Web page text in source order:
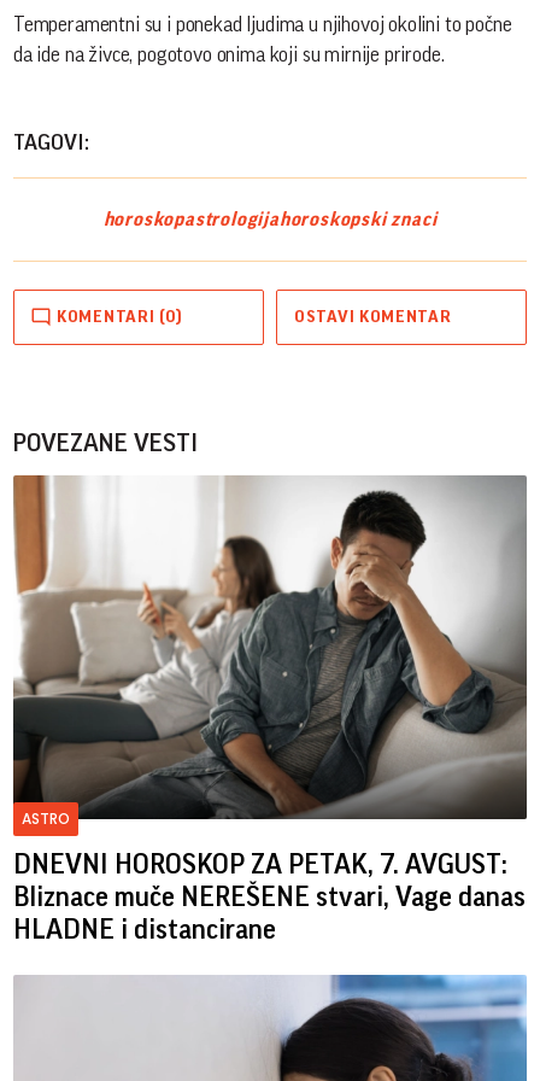
Temperamentni su i ponekad ljudima u njihovoj okolini to počne
da ide na živce, pogotovo onima koji su mirnije prirode.
TAGOVI:
horoskopastrologijahoroskopski znaci
KOMENTARI (0) OSTAVI KOMENTAR
POVEZANE VESTI
ASTRO
DNEVNI HOROSKOP ZA PETAK, 7. AVGUST:
Bliznace muče NEREŠENE stvari, Vage danas
HLADNE i distancirane